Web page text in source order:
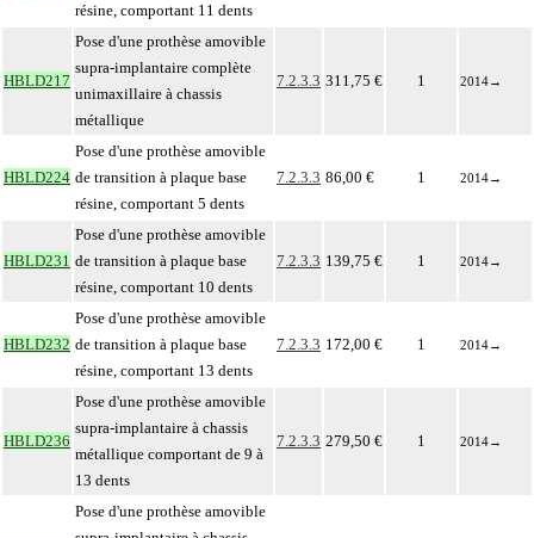
résine, comportant 11 dents
HBLD217
Pose d'une prothèse amovible
supra-implantaire complète
unimaxillaire à chassis
métallique
7.2.3.3 311,75 € 1 2014→
HBLD224
Pose d'une prothèse amovible
de transition à plaque base
résine, comportant 5 dents
7.2.3.3 86,00 € 1 2014→
HBLD231
Pose d'une prothèse amovible
de transition à plaque base
résine, comportant 10 dents
7.2.3.3 139,75 € 1 2014→
HBLD232
Pose d'une prothèse amovible
de transition à plaque base
résine, comportant 13 dents
7.2.3.3 172,00 € 1 2014→
HBLD236
Pose d'une prothèse amovible
supra-implantaire à chassis
métallique comportant de 9 à
13 dents
7.2.3.3 279,50 € 1 2014→
Pose d'une prothèse amovible